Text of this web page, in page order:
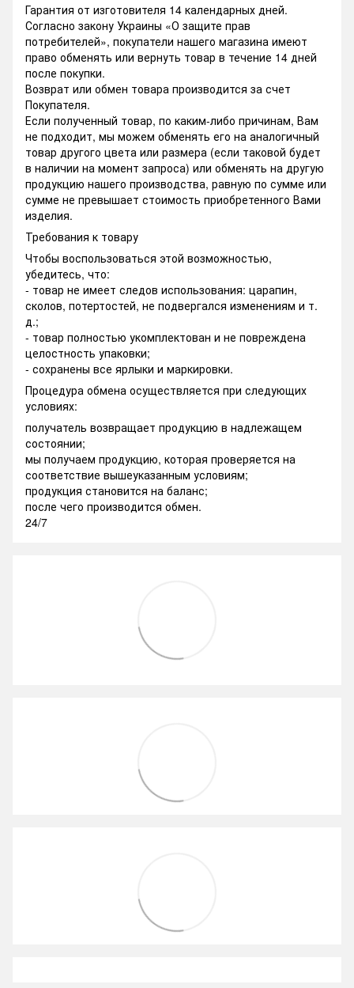
Гарантия от изготовителя 14 календарных дней.
Согласно закону Украины «О защите прав
потребителей», покупатели нашего магазина имеют
право обменять или вернуть товар в течение 14 дней
после покупки.
Возврат или обмен товара производится за счет
Покупателя.
Если полученный товар, по каким-либо причинам, Вам
не подходит, мы можем обменять его на аналогичный
товар другого цвета или размера (если таковой будет
в наличии на момент запроса) или обменять на другую
продукцию нашего производства, равную по сумме или
сумме не превышает стоимость приобретенного Вами
изделия.
Требования к товару
Чтобы воспользоваться этой возможностью,
убедитесь, что:
- товар не имеет следов использования: царапин,
сколов, потертостей, не подвергался изменениям и т.
д.;
- товар полностью укомплектован и не повреждена
целостность упаковки;
- сохранены все ярлыки и маркировки.
Процедура обмена осуществляется при следующих
условиях:
получатель возвращает продукцию в надлежащем
состоянии;
мы получаем продукцию, которая проверяется на
соответствие вышеуказанным условиям;
продукция становится на баланс;
после чего производится обмен.
24/7